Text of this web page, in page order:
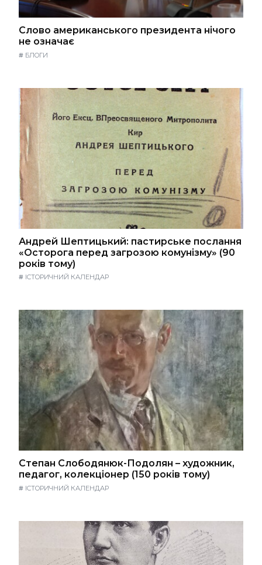
Слово американського президента нічого
не означає
# БЛОГИ
Андрей Шептицький: пастирське послання
«Осторога перед загрозою комунізму» (90
років тому)
# ІСТОРИЧНИЙ КАЛЕНДАР
Степан Слободянюк-Подолян – художник,
педагог, колекціонер (150 років тому)
# ІСТОРИЧНИЙ КАЛЕНДАР